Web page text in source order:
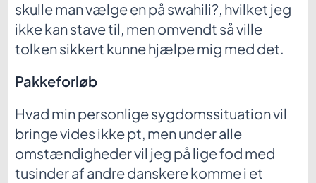
skulle man vælge en på swahili?, hvilket jeg
ikke kan stave til, men omvendt så ville
tolken sikkert kunne hjælpe mig med det.
Pakkeforløb
Hvad min personlige sygdomssituation vil
bringe vides ikke pt, men under alle
omstændigheder vil jeg på lige fod med
tusinder af andre danskere komme i et